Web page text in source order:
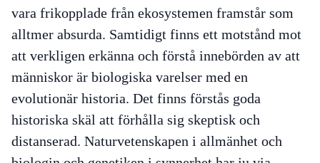
vara frikopplade från ekosystemen framstår som
alltmer absurda. Samtidigt finns ett motstånd mot
att verkligen erkänna och förstå innebörden av att
människor är biologiska varelser med en
evolutionär historia. Det finns förstås goda
historiska skäl att förhålla sig skeptisk och
distanserad. Naturvetenskapen i allmänhet och